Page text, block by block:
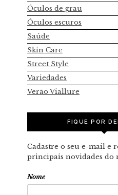
Óculos de grau
Óculos escuros
Saúde
Skin Care
Street Style
Variedades
Verão Viallure
FIQUE POR
Cadastre o seu e-mail e
principais novidades do
Nome